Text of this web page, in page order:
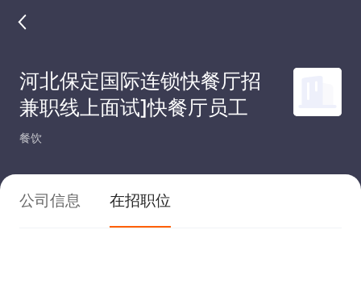
河北保定国际连锁快餐厅招
兼职线上面试]快餐厅员工
餐饮
公司信息 在招职位